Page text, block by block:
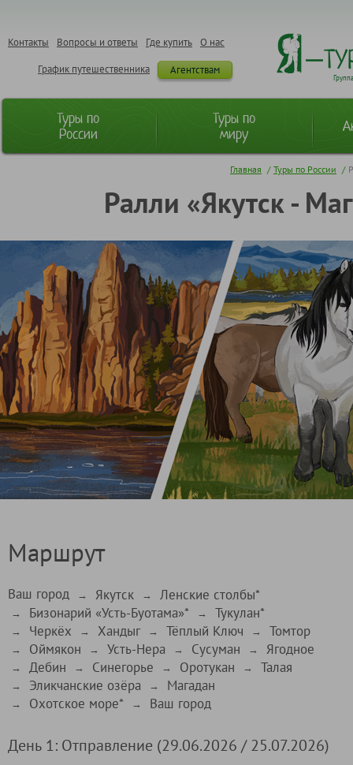
О нас
Где купить
Вопросы и ответы
Контакты
Агентствам
График путешественника
Туры по
России
Туры по
миру
Главная / Туры по России /
Ралли «Якутск -
Маршрут
Ваш город → Якутск → Ленские столбы*
→ Бизонарий «Усть-Буотама»* → Тукулан*
→ Черкёх → Хандыг → Тёплый Ключ → Томтор
→ Оймякон → Усть-Нера → Сусуман → Ягодное
→ Дебин → Синегорье → Оротукан → Талая
→ Эликчанские озёра → Магадан
→ Охотское море* → Ваш город
День 1: Отправление (29.06.2026 / 25.07.2026)